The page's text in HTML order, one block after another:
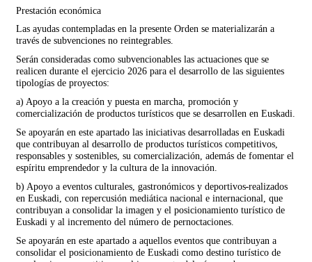
Prestación económica
Las ayudas contempladas en la presente Orden se materializarán a
través de subvenciones no reintegrables.
Serán consideradas como subvencionables las actuaciones que se
realicen durante el ejercicio 2026 para el desarrollo de las siguientes
tipologías de proyectos:
a) Apoyo a la creación y puesta en marcha, promoción y
comercialización de productos turísticos que se desarrollen en Euskadi.
Se apoyarán en este apartado las iniciativas desarrolladas en Euskadi
que contribuyan al desarrollo de productos turísticos competitivos,
responsables y sostenibles, su comercialización, además de fomentar el
espíritu emprendedor y la cultura de la innovación.
b) Apoyo a eventos culturales, gastronómicos y deportivos realizados
en Euskadi, con repercusión mediática nacional e internacional, que
contribuyan a consolidar la imagen y el posicionamiento turístico de
Euskadi y al incremento del número de pernoctaciones.
Se apoyarán en este apartado a aquellos eventos que contribuyan a
consolidar el posicionamiento de Euskadi como destino turístico de